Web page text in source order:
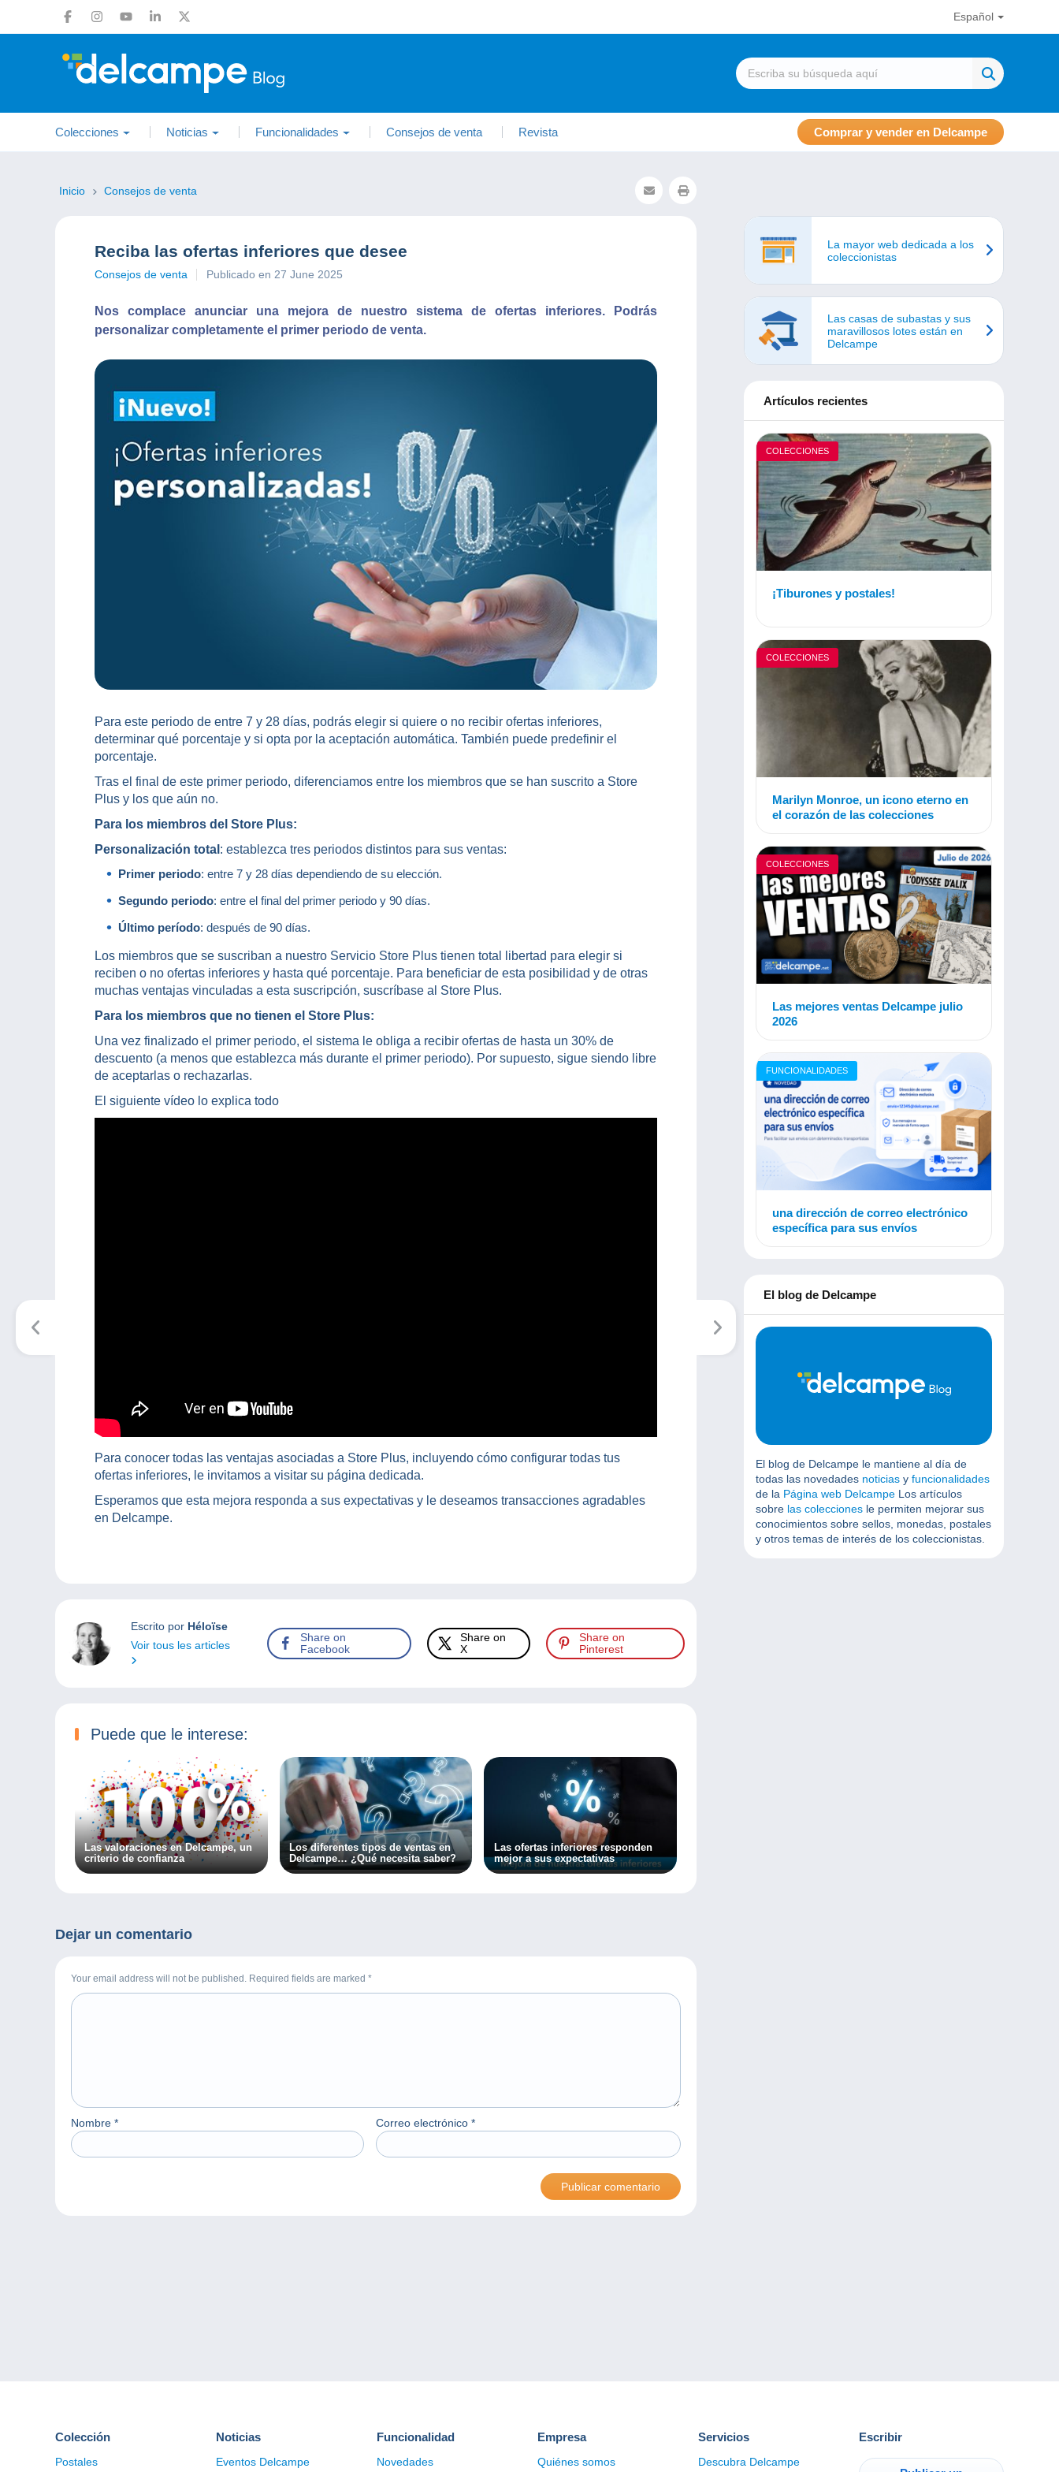
Español
Colecciones Noticias Funcionalidades Consejos de venta Revista Comprar y vender en Delcampe
Inicio Consejos de venta
Reciba las ofertas inferiores que desee
Consejos de venta Publicado en 27 June 2025
Nos complace anunciar una mejora de nuestro sistema de ofertas inferiores. Podrás
personalizar completamente el primer periodo de venta.
Para este periodo de entre 7 y 28 días, podrás elegir si quiere o no recibir ofertas inferiores,
determinar qué porcentaje y si opta por la aceptación automática. También puede predefinir el
porcentaje.
Tras el final de este primer periodo, diferenciamos entre los miembros que se han suscrito a Store
Plus y los que aún no.
Para los miembros del Store Plus:
Personalización total : establezca tres periodos distintos para sus ventas:
Primer periodo: entre 7 y 28 días dependiendo de su elección.
Segundo periodo: entre el final del primer periodo y 90 días.
Último período: después de 90 días.
Los miembros que se suscriban a nuestro Servicio Store Plus tienen total libertad para elegir si
reciben o no ofertas inferiores y hasta qué porcentaje. Para beneficiar de esta posibilidad y de otras
muchas ventajas vinculadas a esta suscripción, suscríbase al Store Plus.
Para los miembros que no tienen el Store Plus:
Una vez finalizado el primer periodo, el sistema le obliga a recibir ofertas de hasta un 30% de
descuento (a menos que establezca más durante el primer periodo). Por supuesto, sigue siendo libre
de aceptarlas o rechazarlas.
El siguiente vídeo lo explica todo
Para conocer todas las ventajas asociadas a Store Plus, incluyendo cómo configurar todas tus
ofertas inferiores, le invitamos a visitar su página dedicada.
Esperamos que esta mejora responda a sus expectativas y le deseamos transacciones agradables
en Delcampe.
Escrito por Héloïse
Voir tous les articles
Share on
Facebook
Share on
X
Share on
Pinterest
Puede que le interese:
Las valoraciones en Delcampe, un
criterio de confianza
Los diferentes tipos de ventas en
Delcampe… ¿Qué necesita saber?
Las ofertas inferiores responden
mejor a sus expectativas
Dejar un comentario
Your email address will not be published. Required fields are marked *
Nombre * Correo electrónico *
La mayor web dedicada a los
coleccionistas
Las casas de subastas y sus
maravillosos lotes están en
Delcampe
Artículos recientes
COLECCIONES
¡Tiburones y postales!
COLECCIONES
Marilyn Monroe, un icono eterno en
el corazón de las colecciones
COLECCIONES
Las mejores ventas Delcampe julio
2026
FUNCIONALIDADES
una dirección de correo electrónico
específica para sus envíos
El blog de Delcampe
El blog de Delcampe le mantiene al día de
todas las novedades noticias y funcionalidades
de la Página web Delcampe Los artículos
sobre las colecciones le permiten mejorar sus
conocimientos sobre sellos, monedas, postales
y otros temas de interés de los coleccionistas.
Colección
Postales
Noticias
Eventos Delcampe
Funcionalidad
Novedades
Empresa
Quiénes somos
Servicios
Descubra Delcampe
Escribir